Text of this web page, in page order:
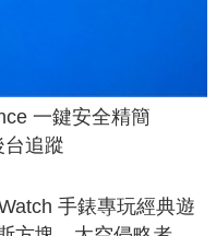
一鍵安全精簡
追蹤
手錶專玩經典遊